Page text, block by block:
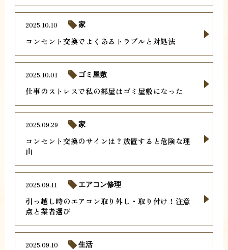
コンセント交換でよくあるトラブルと対処法
2025.10.10 家
仕事のストレスで私の部屋はゴミ屋敷になった
2025.10.01 ゴミ屋敷
コンセント交換のサインは？放置すると危険な理
由
2025.09.29 家
引っ越し時のエアコン取り外し・取り付け！注意
点と業者選び
2025.09.11 エアコン修理
2025.09.10 生活